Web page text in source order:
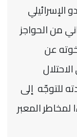
الإسرائيلي
يعاني من الحواجز
عن
للتوجّه إلى
لمخاطر المعبر